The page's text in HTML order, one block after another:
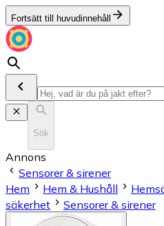
Fortsätt till huvudinnehåll
Sök
Annons
Sensorer & sirener
Hem
Hem & Hushåll
säkerhet
Sensorer & sirener